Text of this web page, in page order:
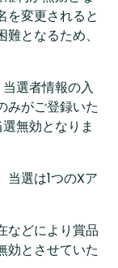
を変更されると
となるため、
選者情報の入
みがご登録いた
無効となりま
選は1つのXア
などにより賞品
効とさせていた